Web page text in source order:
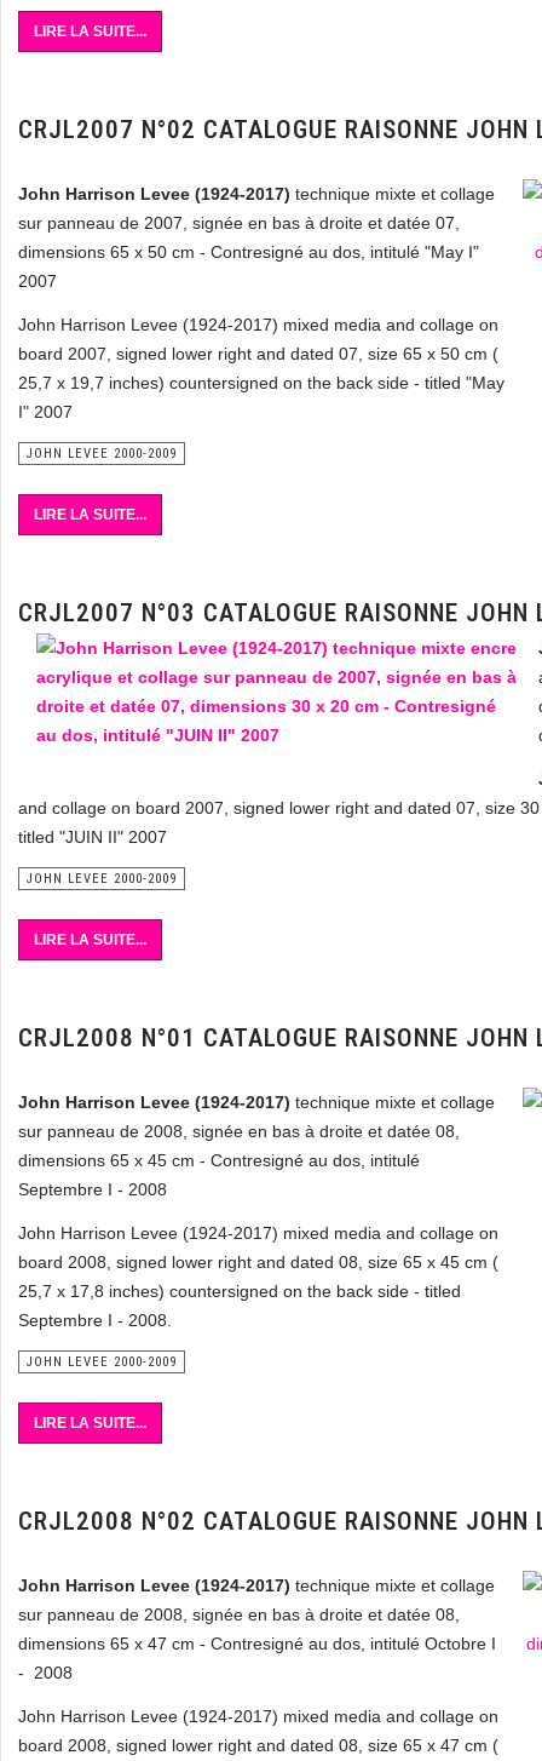
LIRE LA SUITE...
CRJL2007 N°02 CATALOGUE RAISONNE JOHN
John Harrison Levee (1924-2017) technique mixte et collage
sur panneau de 2007, signée en bas à droite et datée 07,
dimensions 65 x 50 cm - Contresigné au dos, intitulé "May I"
2007
John Harrison Levee (1924-2017) mixed media and collage on
board 2007, signed lower right and dated 07, size 65 x 50 cm (
25,7 x 19,7 inches) countersigned on the back side - titled "May
I" 2007
JOHN LEVEE 2000-2009
LIRE LA SUITE...
CRJL2007 N°03 CATALOGUE RAISONNE JOHN
and collage on board 2007, signed lower right and dated 07, size
titled "JUIN II" 2007
JOHN LEVEE 2000-2009
LIRE LA SUITE...
CRJL2008 N°01 CATALOGUE RAISONNE JOHN
John Harrison Levee (1924-2017) technique mixte et collage
sur panneau de 2008, signée en bas à droite et datée 08,
dimensions 65 x 45 cm - Contresigné au dos, intitulé
Septembre I - 2008
John Harrison Levee (1924-2017) mixed media and collage on
board 2008, signed lower right and dated 08, size 65 x 45 cm (
25,7 x 17,8 inches) countersigned on the back side - titled
Septembre I - 2008.
JOHN LEVEE 2000-2009
LIRE LA SUITE...
CRJL2008 N°02 CATALOGUE RAISONNE JOHN
John Harrison Levee (1924-2017) technique mixte et collage
sur panneau de 2008, signée en bas à droite et datée 08,
dimensions 65 x 47 cm - Contresigné au dos, intitulé Octobre I
- 2008
John Harrison Levee (1924-2017) mixed media and collage on
board 2008, signed lower right and dated 08, size 65 x 47 cm (